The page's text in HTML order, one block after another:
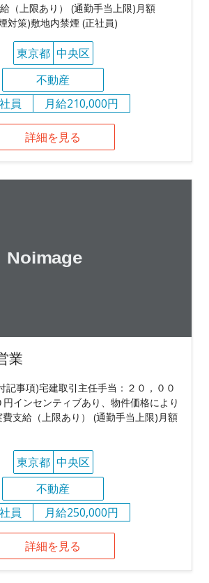
（上限あり） (通勤手当上限)月額
対策)敷地内禁煙 (正社員)
東京都 中央区
不動産
員
月給210,000円
詳細を見る
業
記事項)宅建取引主任手当：２０，００
円インセンティブあり、物件価格により
支給（上限あり） (通勤手当上限)月額
東京都 中央区
不動産
員
月給250,000円
詳細を見る